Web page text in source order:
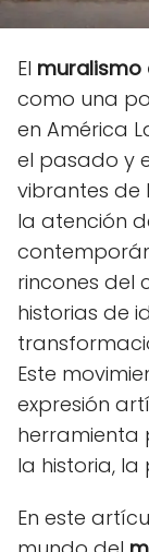
El
como una
en América
el pasado y
vibrantes de
la atención
rincones del
historias de
Este
expresión
herramienta
la historia, la
En este